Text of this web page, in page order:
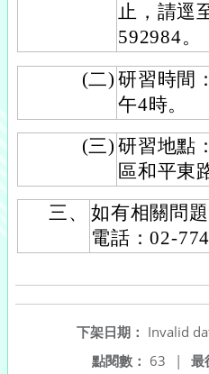
止，請逕
592984。
(二) 研習時間
午4時。
(三) 研習地點
區和平東
三、
如有相關問
電話：02-
下架日期： Invalid
最
點閱數： 63 |